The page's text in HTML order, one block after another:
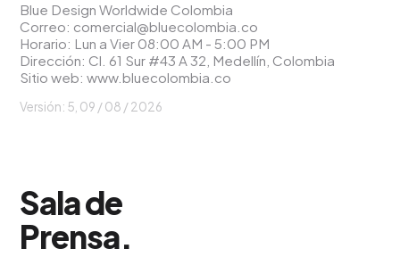
Blue Design Worldwide Colombia
Correo: comercial@bluecolombia.co
Horario: Lun a Vier 08:00 AM - 5:00 PM
Dirección: Cl. 61 Sur #43 A 32, Medellín, Colombia
Sitio web:www.bluecolombia.co
Versión: 5, 09 / 08 / 2026
Sala de
Prensa.